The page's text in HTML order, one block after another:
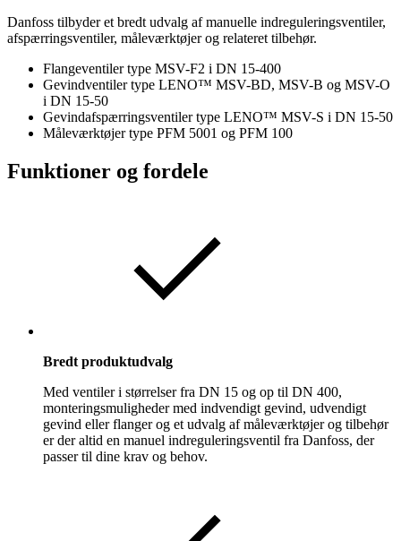
Danfoss tilbyder et bredt udvalg af manuelle indreguleringsventiler,
afspærringsventiler, måleværktøjer og relateret tilbehør.
Flangeventiler type MSV-F2 i DN 15-400
Gevindventiler type LENO™ MSV-BD, MSV-B og MSV-O
i DN 15-50
Gevindafspærringsventiler type LENO™ MSV-S i DN 15-50
Måleværktøjer type PFM 5001 og PFM 100
Funktioner og fordele
Bredt produktudvalg
Med ventiler i størrelser fra DN 15 og op til DN 400,
monteringsmuligheder med indvendigt gevind, udvendigt
gevind eller flanger og et udvalg af måleværktøjer og tilbehør
er der altid en manuel indreguleringsventil fra Danfoss, der
passer til dine krav og behov.